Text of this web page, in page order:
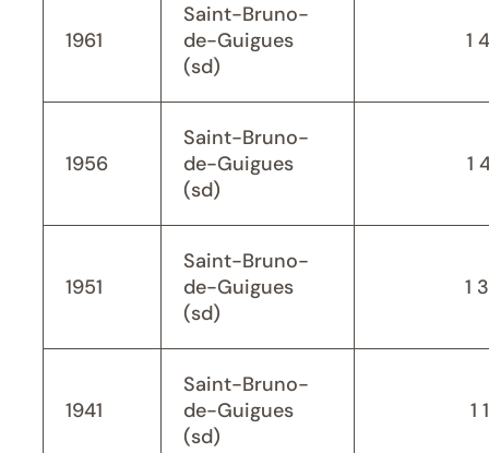
1961
Saint-Bruno-
de-Guigues
(sd)
1
1956
Saint-Bruno-
de-Guigues
(sd)
1
1951
Saint-Bruno-
de-Guigues
(sd)
1
1941
Saint-Bruno-
de-Guigues
(sd)
1